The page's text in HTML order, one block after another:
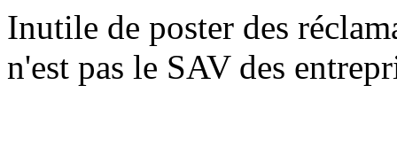
Inutile de poster des
n'est pas le SAV des